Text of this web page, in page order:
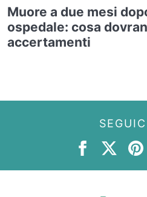
Muore a due mesi
ospedale: cosa
accertamenti